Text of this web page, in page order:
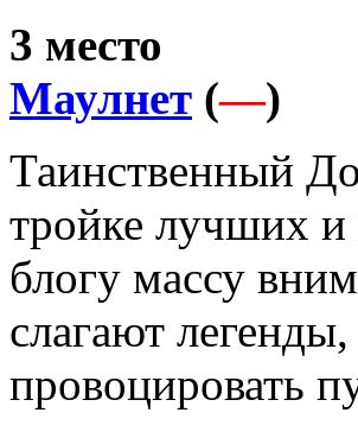
3 место
Маулнет (—)
Таинственный
тройке лучших и
блогу массу
слагают
провоцировать